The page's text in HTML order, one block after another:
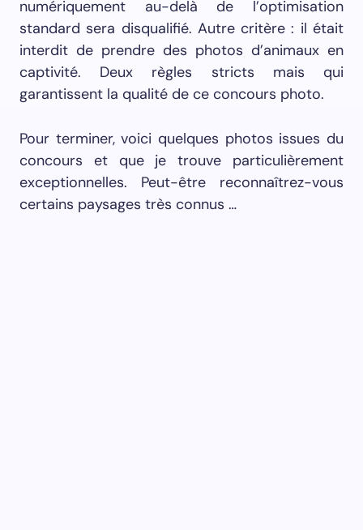
numériquement au-delà de l’optimisation
standard sera disqualifié. Autre critère : il était
interdit de prendre des photos d’animaux en
captivité. Deux règles stricts mais qui
garantissent la qualité de ce concours photo.
Pour terminer, voici quelques photos issues du
concours et que je trouve particulièrement
exceptionnelles. Peut-être reconnaîtrez-vous
certains paysages très connus …